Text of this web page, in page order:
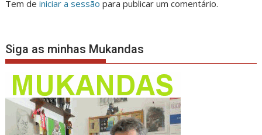
Tem deiniciar a sessão para publicar um comentário.
Siga as minhas Mukandas